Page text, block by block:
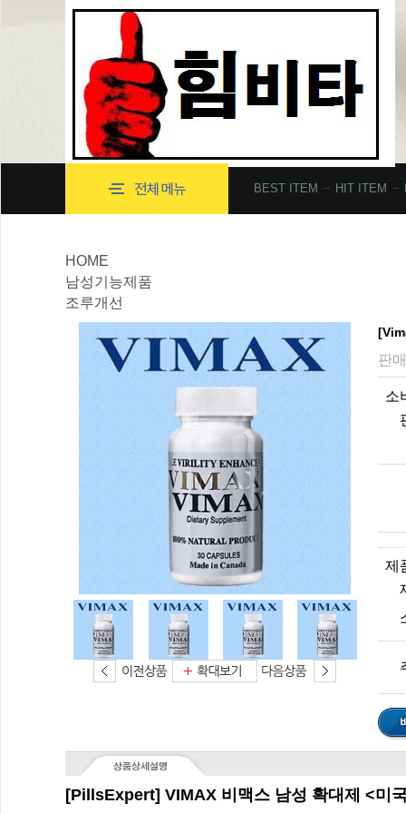
BEST ITEM HIT ITEM
HOME
남성기능제품
조루개선
판
소
제
[PillsExpert] VIMAX 비맥스 남성 확대제 <미